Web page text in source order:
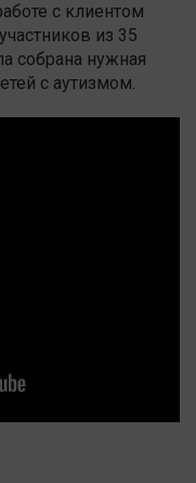
с клиентом
из 35
собрана нужная
с аутизмом.